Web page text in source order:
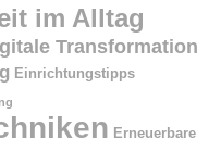
im Alltag
Transformation
Einrichtungstipps
Erneuerbare